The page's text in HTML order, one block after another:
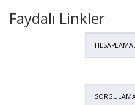
Faydalı Linkler